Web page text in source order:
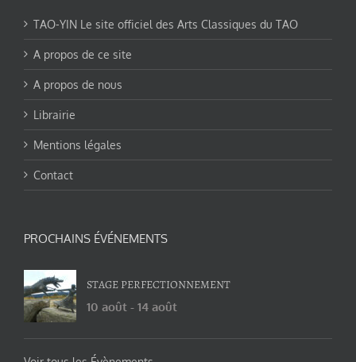
TAO-YIN Le site officiel des Arts Classiques du TAO
A propos de ce site
A propos de nous
Librairie
Mentions légales
Contact
PROCHAINS ÉVÉNEMENTS
STAGE PERFECTIONNEMENT
10 août - 14 août